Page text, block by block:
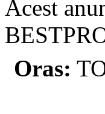
Acest
Oras: